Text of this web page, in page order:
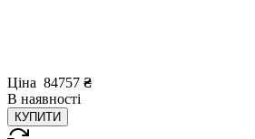
Ціна 84757 ₴
В наявності
КУПИТИ